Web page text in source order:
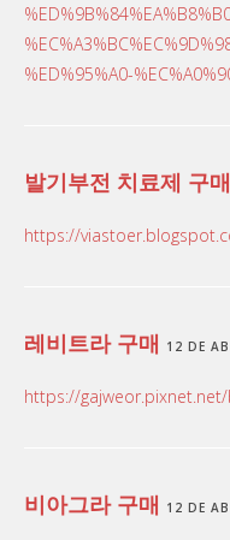
%ED%95%A0-
발기부전 치료제 구매
https://
레비트라 구매 12 DE
https://
비아그라 구매 12 DE